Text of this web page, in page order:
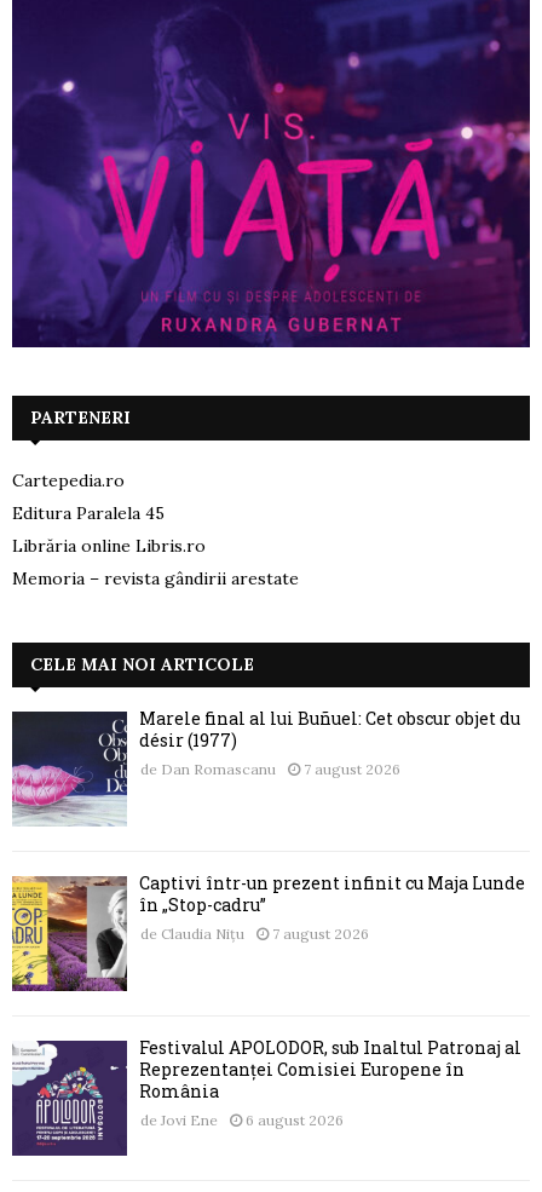
PARTENERI
Cartepedia.ro
Editura Paralela 45
Librăria online Libris.ro
Memoria – revista gândirii arestate
CELE MAI NOI ARTICOLE
Marele final al lui Buñuel: Cet obscur objet du
désir (1977)
de Dan Romascanu 7 august 2026
Captivi într-un prezent infinit cu Maja Lunde
în „Stop-cadru”
de Claudia Nițu 7 august 2026
Festivalul APOLODOR, sub Înaltul Patronaj al
Reprezentanței Comisiei Europene în
România
de Jovi Ene 6 august 2026